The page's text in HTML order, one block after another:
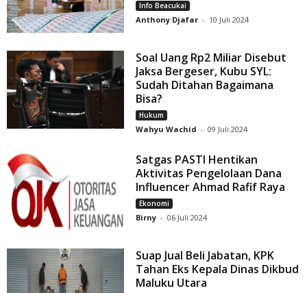
Info Beacukai
Anthony Djafar - 10 Juli 2024
Soal Uang Rp2 Miliar Disebut
Jaksa Bergeser, Kubu SYL:
Sudah Ditahan Bagaimana
Bisa?
Hukum
Wahyu Wachid - 09 Juli 2024
Satgas PASTI Hentikan
Aktivitas Pengelolaan Dana
Influencer Ahmad Rafif Raya
Ekonomi
Birny - 06 Juli 2024
Suap Jual Beli Jabatan, KPK
Tahan Eks Kepala Dinas Dikbud
Maluku Utara